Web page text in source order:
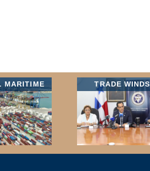
MARITIME TRADE WINDS